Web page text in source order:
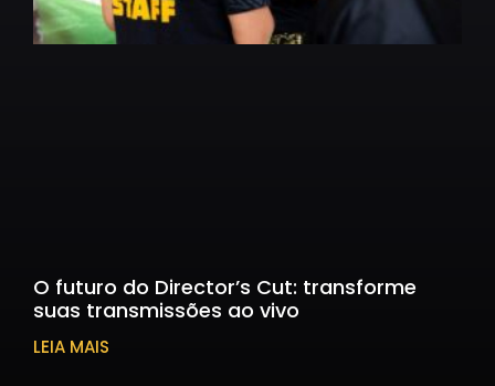
O futuro do Director’s Cut: transforme
suas transmissões ao vivo
LEIA MAIS